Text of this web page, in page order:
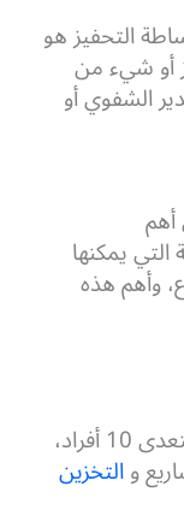
التحفيز هو
أو شيء من
الشفوي أو
يمكنها
وأهم هذه
من الأفضل استخدامه للفرق التي لا تتعدى 10 أفراد،
والتخزين